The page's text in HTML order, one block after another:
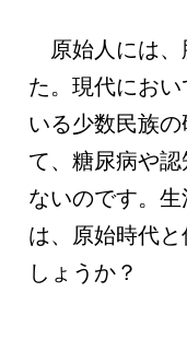
原始人には、
た。現代にお
いる少数民族
て、糖尿病や
ないのです。
は、原始時代
しょうか？